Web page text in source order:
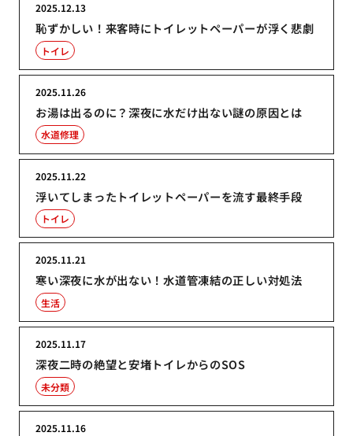
恥ずかしい！来客時にトイレットペーパーが浮く悲劇
2025.12.13
トイレ
お湯は出るのに？深夜に水だけ出ない謎の原因とは
2025.11.26
水道修理
浮いてしまったトイレットペーパーを流す最終手段
2025.11.22
トイレ
寒い深夜に水が出ない！水道管凍結の正しい対処法
2025.11.21
生活
深夜二時の絶望と安堵トイレからのSOS
2025.11.17
未分類
2025.11.16